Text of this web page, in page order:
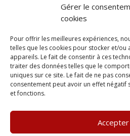
Gérer le
cookies
Pour offrir les meilleures expériences,
telles que les cookies pour stocker et/ou
appareils. Le fait de consentir à ces
traiter des données telles que le
uniques sur ce site. Le fait de ne pas
consentement peut avoir un effet négatif
et fonctions.
Accepter
Collet Motoculture
Collet Élevage
Les actus
Mentions légales
Politiques de confidentialités
Conditions générales de vente